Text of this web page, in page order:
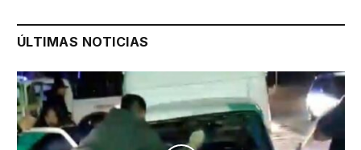
ÚLTIMAS NOTICIAS